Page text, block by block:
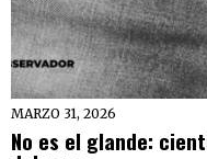
MARZO 31, 2026
No es el glande: